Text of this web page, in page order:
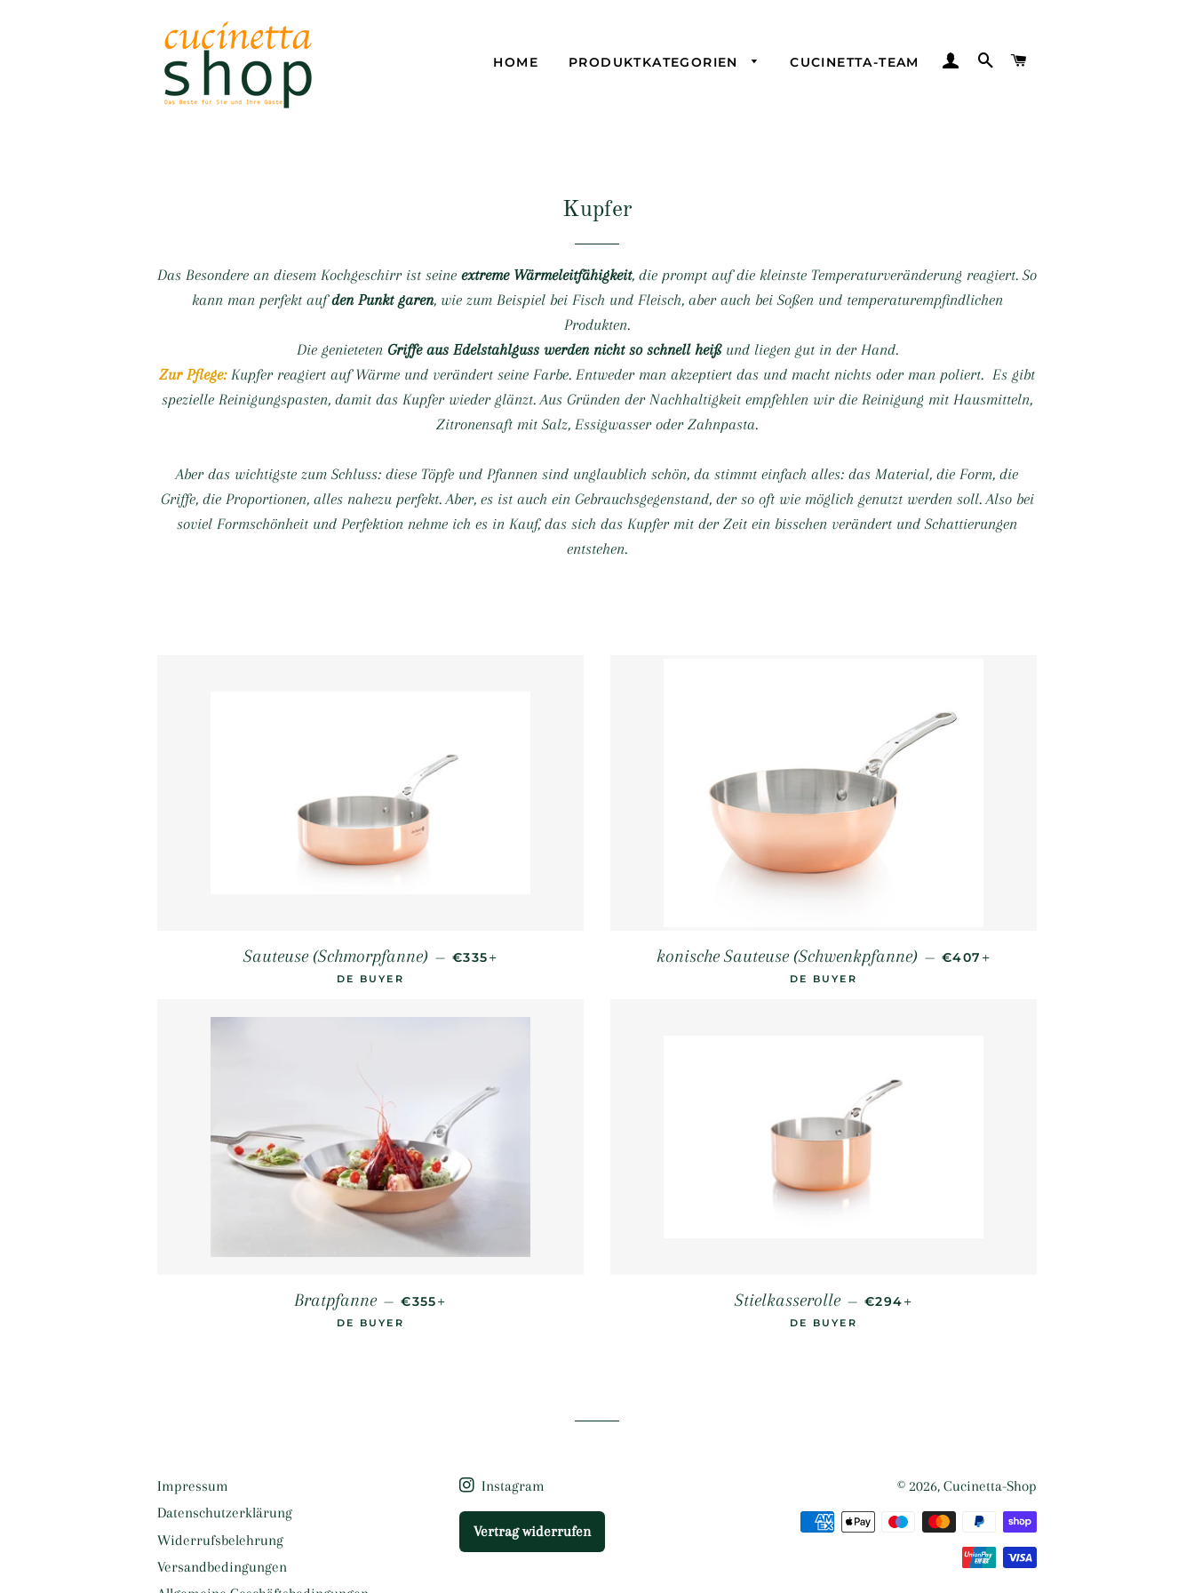
HOME PRODUKTKATEGORIEN
Kupfermanufaktur
Sip of Gold
The sparkling 4
CUCINETTA-TEAM EINLOGGEN
SUCHE
Kupfer
Das Besondere an diesem Kochgeschirr ist seine extreme Wärmeleitfähigkeit, die prompt auf die kleinste Temperaturveränderung reagiert. So
kann man perfekt aufden Punkt garen, wie zum Beispiel bei Fisch und Fleisch, aber auch bei Soßen und temperaturempfindlichen
Produkten.
Die genieteten Griffe aus Edelstahlguss werden nicht so schnell heißund liegen gut in der Hand.
Zur Pflege:Kupfer reagiert auf Wärme und verändert seine Farbe. Entweder man akzeptiert das und macht nichts oder man poliert. Es gibt
spezielle Reinigungspasten, damit das Kupfer wieder glänzt. Aus Gründen der Nachhaltigkeit empfehlen wir die Reinigung mit Hausmitteln,
Zitronensaft mit Salz, Essigwasser oder Zahnpasta.
Aber das wichtigste zum Schluss: diese Töpfe und Pfannen sind unglaublich schön, da stimmt einfach alles: das Material, die Form, die
Griffe, die Proportionen, alles nahezu perfekt. Aber, es ist auch ein Gebrauchsgegenstand, der so oft wie möglich genutzt werden soll. Also bei
soviel Formschönheit und Perfektion nehme ich es in Kauf, das sich das Kupfer mit der Zeit ein bisschen verändert und Schattierungen
entstehen.
Sauteuse (Schmorpfanne) — NORMALER PREIS
€335
DE BUYER
konische Sauteuse (Schwenkpfanne) — NORMALER PREIS
€407
DE BUYER
Bratpfanne — NORMALER PREIS
€355
DE BUYER
Stielkasserolle — NORMALER PREIS
€294
DE BUYER
Impressum
Datenschutzerklärung
Widerrufsbelehrung
Versandbedingungen
Instagram
Vertrag widerrufen
© 2026, Cucinetta-Shop